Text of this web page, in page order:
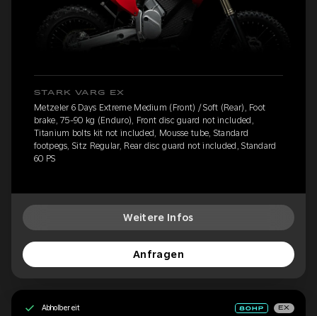
STARK VARG EX
Metzeler 6 Days Extreme Medium (Front) / Soft (Rear), Foot
brake, 75-90 kg (Enduro), Front disc guard not included,
Titanium bolts kit not included, Mousse tube, Standard
footpegs, Sitz Regular, Rear disc guard not included, Standard
60 PS
Weitere Infos
Anfragen
Abholbereit EX